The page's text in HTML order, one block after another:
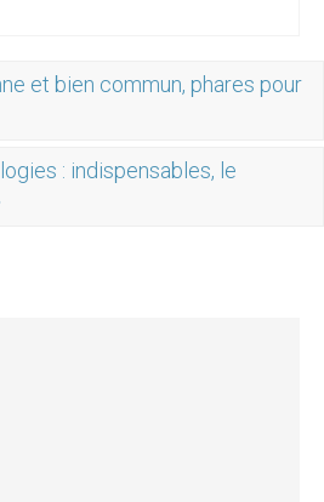
et bien commun, phares pour
: indispensables, le